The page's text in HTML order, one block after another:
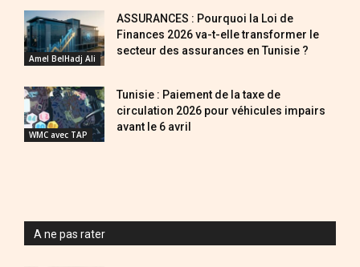
Amel BelHadj Ali
ASSURANCES : Pourquoi la Loi de
Finances 2026 va-t-elle transformer le
secteur des assurances en Tunisie ?
WMC avec TAP
Tunisie : Paiement de la taxe de
circulation 2026 pour véhicules impairs
avant le 6 avril
A ne pas rater